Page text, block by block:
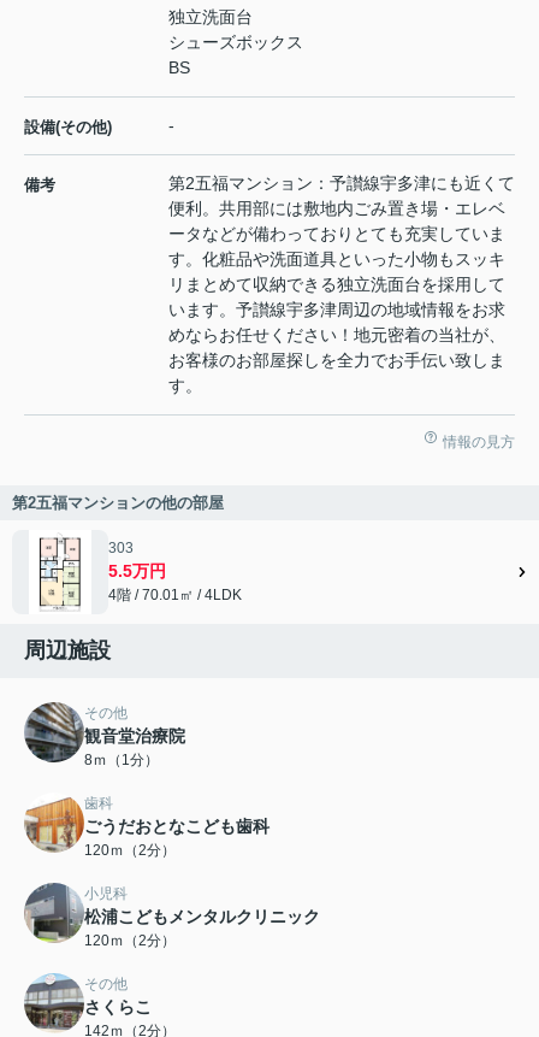
独立洗面台
シューズボックス
BS
設備(その他) -
備考
第2五福マンション：予讃線宇多津にも近くて
便利。共用部には敷地内ごみ置き場・エレベ
ータなどが備わっておりとても充実していま
す。化粧品や洗面道具といった小物もスッキ
リまとめて収納できる独立洗面台を採用して
います。予讃線宇多津周辺の地域情報をお求
めならお任せください！地元密着の当社が、
お客様のお部屋探しを全力でお手伝い致しま
す。
情報の見方
第2五福マンションの他の部屋
303
5.5万円
4階 / 70.01㎡ / 4LDK
周辺施設
その他
観音堂治療院
8ｍ（1分）
歯科
ごうだおとなこども歯科
120ｍ（2分）
小児科
松浦こどもメンタルクリニック
120ｍ（2分）
その他
さくらこ
142ｍ（2分）